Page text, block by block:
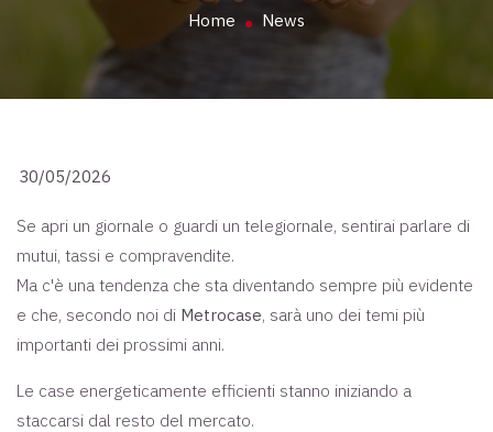
Home News
30/05/2026
Se apri un giornale o guardi un telegiornale, sentirai parlare di
mutui, tassi e compravendite.
Ma c'è una tendenza che sta diventando sempre più evidente
e che, secondo noi di Metrocase, sarà uno dei temi più
importanti dei prossimi anni.
Le case energeticamente efficienti stanno iniziando a
staccarsi dal resto del mercato.